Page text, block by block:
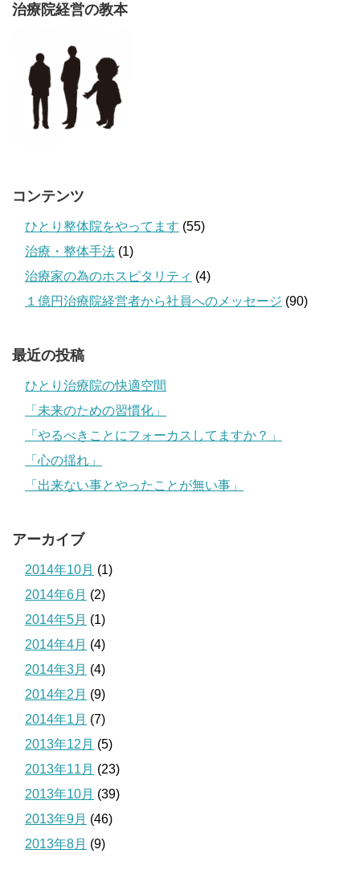
治療院経営の教本
コンテンツ
ひとり整体院をやってます (55)
治療・整体手法 (1)
治療家の為のホスピタリティ (4)
１億円治療院経営者から社員へのメッセージ (90)
最近の投稿
ひとり治療院の快適空間
「未来のための習慣化」
「やるべきことにフォーカスしてますか？」
「心の揺れ」
「出来ない事とやったことが無い事」
アーカイブ
2014年10月 (1)
2014年6月 (2)
2014年5月 (1)
2014年4月 (4)
2014年3月 (4)
2014年2月 (9)
2014年1月 (7)
2013年12月 (5)
2013年11月 (23)
2013年10月 (39)
2013年9月 (46)
2013年8月 (9)